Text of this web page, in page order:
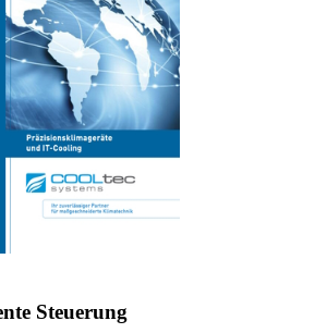
Steuerung